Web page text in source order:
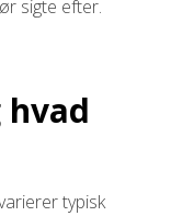
sigte efter.
typisk